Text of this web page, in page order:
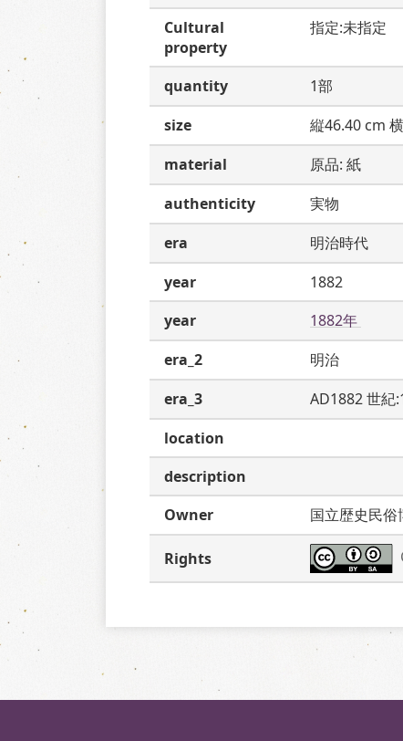
Cultural
property
指定:未指定
quantity
1部
size
縦46.40 cm
material
原品: 紙
authenticity
実物
era
明治時代
year
1882
year
1882年
era_2
明治
era_3
AD1882 世紀
location
description
Owner
国立歴史民俗
Rights